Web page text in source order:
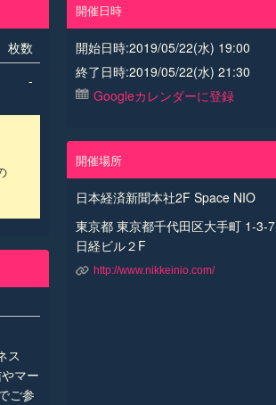
枚数
-
ス
マー
ご参
開催日時
開始日時:2019/05/22(水) 19:00
終了日時:2019/05/22(水) 21:30
Googleカレンダーに登録
開催場所
日本経済新聞本社2F Space NIO
東京都 東京都千代田区大手町 1-3-7
日経ビル２F